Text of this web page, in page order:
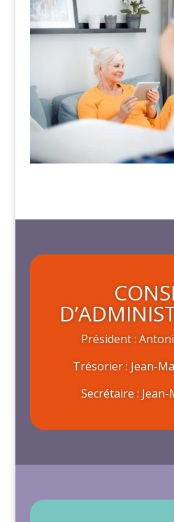
Président :
Trésorier : Jean-
Secrétaire : Jean-